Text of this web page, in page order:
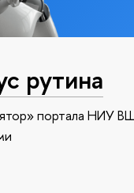
рутина
портала НИУ